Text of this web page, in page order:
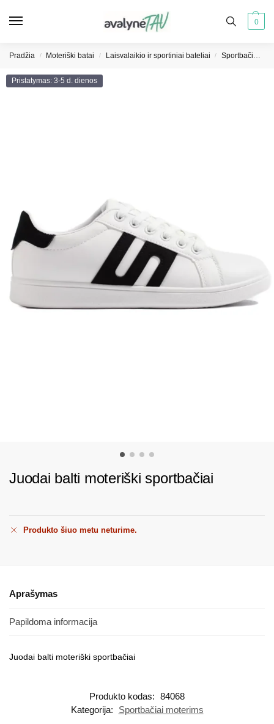
0
Pradžia / Moteriški batai / Laisvalaikio ir sportiniai bateliai / Sportbačiai moterims
Pristatymas: 3-5 d. dienos
Juodai balti moteriški sportbačiai
Produkto šiuo metu neturime.
Aprašymas
Papildoma informacija
Juodai balti moteriški sportbačiai
Produkto kodas: 84068
Kategorija:
Sportbačiai moterims